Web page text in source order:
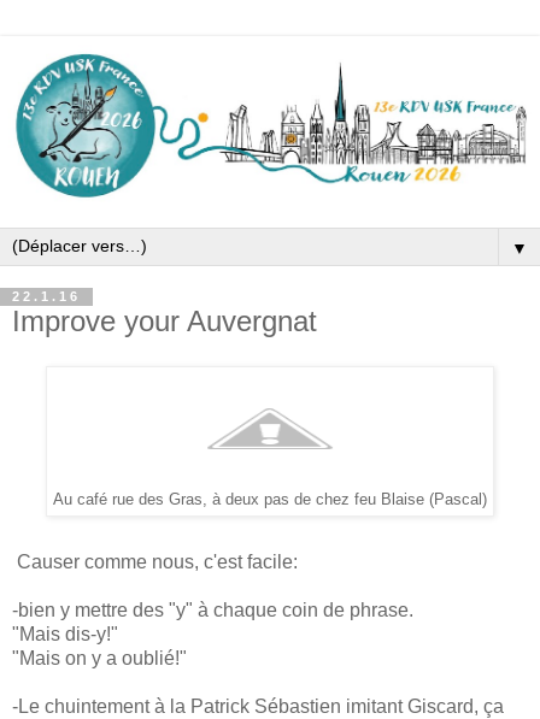
▼
22.1.16
Improve your Auvergnat
Au café rue des Gras, à deux pas de chez feu Blaise (Pascal)
Causer comme nous, c'est facile:
-bien y mettre des "y" à chaque coin de phrase.
"Mais dis-y!"
"Mais on y a oublié!"
-Le chuintement à la Patrick Sébastien imitant Giscard, ça